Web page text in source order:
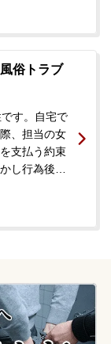
示談金とし
事務所に相
俗トラブ
す。自宅で
、担当の女
支払う約束
し行為後、
に連絡し、
者は、今後
当事務所に